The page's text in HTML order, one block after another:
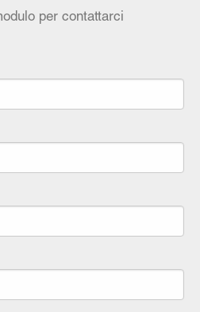
per contattarci